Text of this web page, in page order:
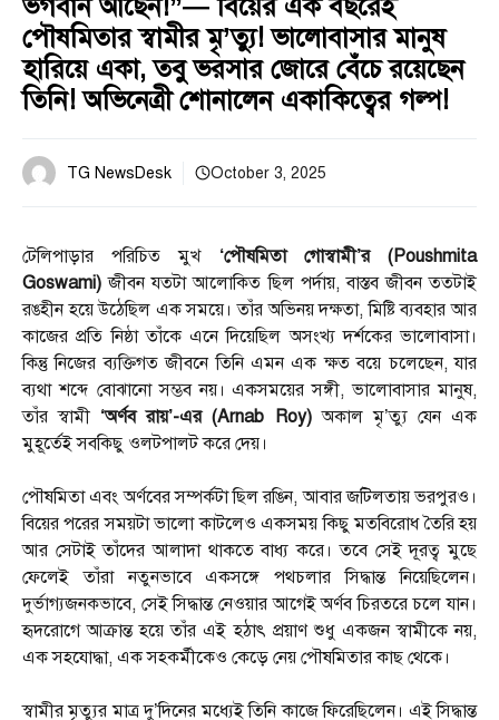
ভগবান আছেন!”— বিয়ের এক বছরেই
পৌষমিতার স্বামীর মৃ’ত্যু! ভালোবাসার মানুষ
হারিয়ে একা, তবু ভরসার জোরে বেঁচে রয়েছেন
তিনি! অভিনেত্রী শোনালেন একাকিত্বের গল্প!
TG NewsDesk October 3, 2025
টেলিপাড়ার পরিচিত মুখ ‘পৌষমিতা গোস্বামী’র (Poushmita
Goswami) জীবন যতটা আলোকিত ছিল পর্দায়, বাস্তব জীবন ততটাই
রঙহীন হয়ে উঠেছিল এক সময়ে। তাঁর অভিনয় দক্ষতা, মিষ্টি ব্যবহার আর
কাজের প্রতি নিষ্ঠা তাঁকে এনে দিয়েছিল অসংখ্য দর্শকের ভালোবাসা।
কিন্তু নিজের ব্যক্তিগত জীবনে তিনি এমন এক ক্ষত বয়ে চলেছেন, যার
ব্যথা শব্দে বোঝানো সম্ভব নয়। একসময়ের সঙ্গী, ভালোবাসার মানুষ,
তাঁর স্বামী ‘অর্ণব রায়’-এর (Arnab Roy)অকাল মৃ’ত্যু যেন এক
মুহূর্তেই সবকিছু ওলটপালট করে দেয়।
পৌষমিতা এবং অর্ণবের সম্পর্কটা ছিল রঙিন, আবার জটিলতায় ভরপুরও।
বিয়ের পরের সময়টা ভালো কাটলেও একসময় কিছু মতবিরোধ তৈরি হয়
আর সেটাই তাঁদের আলাদা থাকতে বাধ্য করে। তবে সেই দূরত্ব মুছে
ফেলেই তাঁরা নতুনভাবে একসঙ্গে পথচলার সিদ্ধান্ত নিয়েছিলেন।
দুর্ভাগ্যজনকভাবে, সেই সিদ্ধান্ত নেওয়ার আগেই অর্ণব চিরতরে চলে যান।
হৃদরোগে আক্রান্ত হয়ে তাঁর এই হঠাৎ প্রয়াণ শুধু একজন স্বামীকে নয়,
এক সহযোদ্ধা, এক সহকর্মীকেও কেড়ে নেয় পৌষমিতার কাছ থেকে।
স্বামীর মৃত্যুর মাত্র দু’দিনের মধ্যেই তিনি কাজে ফিরেছিলেন। এই সিদ্ধান্ত